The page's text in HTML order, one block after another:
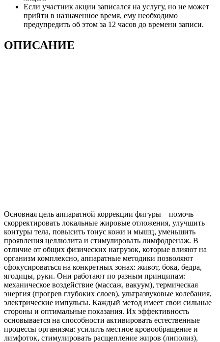
Если участник акции записался на услугу, но не может
прийти в назначенное время, ему необходимо
предупредить об этом за 12 часов до времени записи.
ОПИСАНИЕ
Основная цель аппаратной коррекции фигуры – помочь
скорректировать локальные жировые отложения, улучшить
контуры тела, повысить тонус кожи и мышц, уменьшить
проявления целлюлита и стимулировать лимфодренаж. В
отличие от общих физических нагрузок, которые влияют на
организм комплексно, аппаратные методики позволяют
сфокусироваться на конкретных зонах: живот, бока, бедра,
ягодицы, руки. Они работают по разным принципам:
механическое воздействие (массаж, вакуум), термическая
энергия (прогрев глубоких слоев), ультразвуковые колебания,
электрические импульсы. Каждый метод имеет свои сильные
стороны и оптимальные показания. Их эффективность
основывается на способности активировать естественные
процессы организма: усилить местное кровообращение и
лимфоток, стимулировать расщепление жиров (липолиз),